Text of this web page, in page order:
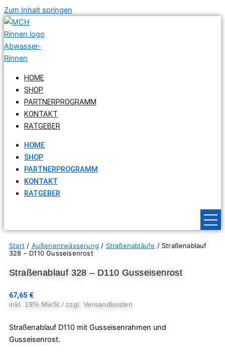
Zum Inhalt springen
HOME
SHOP
PARTNERPROGRAMM
KONTAKT
RATGEBER
HOME
SHOP
PARTNERPROGRAMM
KONTAKT
RATGEBER
Start / Außenentwässerung / Straßenabläufe / Straßenablauf
328 – D110 Gusseisenrost
Straßenablauf 328 – D110 Gusseisenrost
67,65 €
inkl. 19% MwSt./ zzgl. Versandkosten
Straßenablauf D110 mit Gusseisenrahmen und
Gusseisenrost.